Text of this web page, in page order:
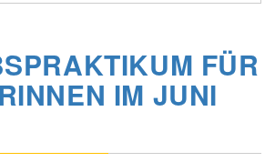
FÜR
IM JUNI